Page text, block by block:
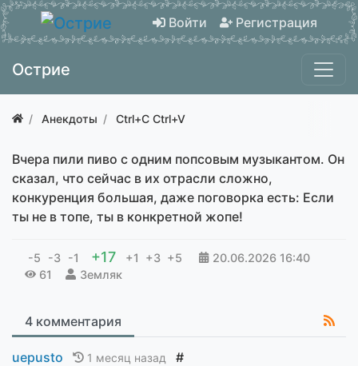
Войти Регистрация
Острие
Анекдоты Ctrl+C Ctrl+V
Вчера пили пиво с одним попсовым музыкантом. Он
сказал, что сейчас в их отрасли сложно,
конкуренция большая, даже поговорка есть: Если
ты не в топе, ты в конкретной жопе!
-5 -3 -1 +17 +1 +3 +5 20.06.2026 16:40
61
Земляк
4 комментария
uepusto 1 месяц назад #